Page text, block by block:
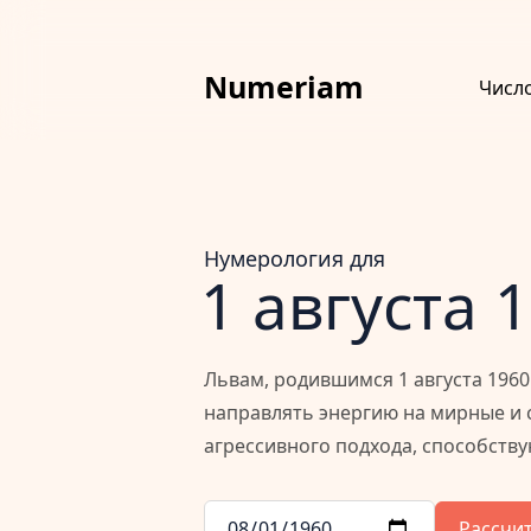
Numeriam
Нумерология для
1 августа
Львам, родившимся 1 августа
направлять энергию на мирные и
агрессивного подхода,